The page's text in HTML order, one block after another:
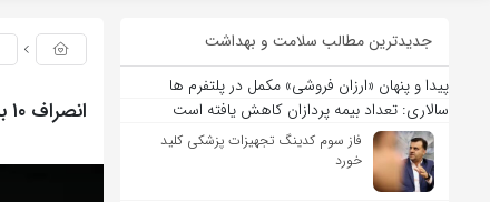
جدیدترین مطالب سلامت و بهداشت
پیدا و پنهان «ارزان فروشی» مکمل در پلتفرم ها
سالاری: تعداد بیمه پردازان کاهش یافته است
فاز سوم کدینگ تجهیزات پزشکی کلید
خورد
انصراف ۱۰ بازیکن از حضور در انتخابی تیم ملی تنیس روی میز زنان